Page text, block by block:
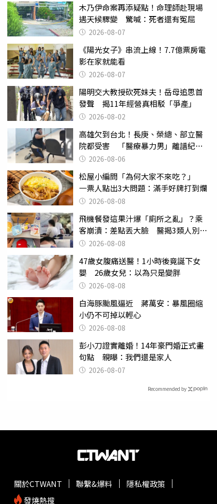
木乃伊命案再添疑點！命理師赴現場
遇天候驟變 驚喊：死者還有冤屈
2026-08-07
《陽光女子》串流上線！7.7億票房電
影在家就能看
2026-08-07
陽明交大教授砍死妹夫！岳母追思首
發聲 揭11年經營真相駁「爭產」
2026-08-02
高雄欠到台北！長庚、榮總、部立醫
院都受害 「醫療暴力男」離譜紀錄
曝光2026-08-06
松屋小編問「為何大家不來吃？」
一票人點出3大問題：滿手好牌打到爛
2026-08-08
飛機餐發這果汁爆「廁所之亂」？乘
客崩潰：差點丟大臉 醫揭3類人別亂
喝 2026-08-08
47歲女腹痛送醫！1小時後竟誕下女
嬰 26歲女兒：以為只是變胖
2026-08-08
白海豚颱風逼近 蔣萬安：暴風圈縮
小仍不可掉以輕心
2026-08-08
彭小刀證實離婚！14年豪門婚正式畫
句點 親曝：我們還是家人
2026-08-07
Recommended by
關於CTWANT 聯繫&爆料
隱私權政策
發燒熱搜